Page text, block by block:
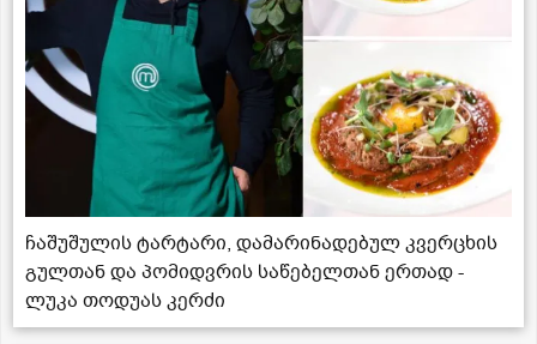
ჩაშუშულის ტარტარი, დამარინადებულ კვერცხის
გულთან და პომიდვრის საწებელთან ერთად -
ლუკა თოდუას კერძი